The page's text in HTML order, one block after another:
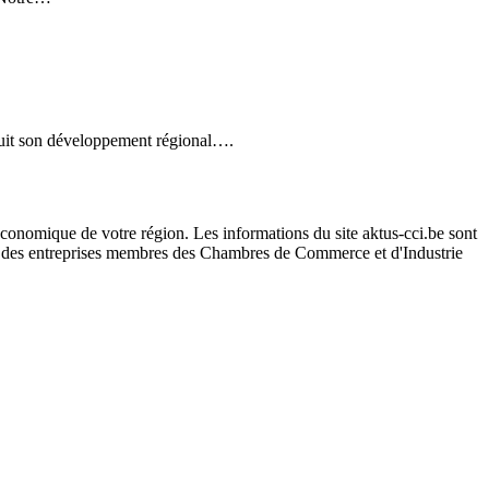
son développement régional….
de votre région. Les informations du site aktus-cci.be sont
entreprises membres des Chambres de Commerce et d'Industrie